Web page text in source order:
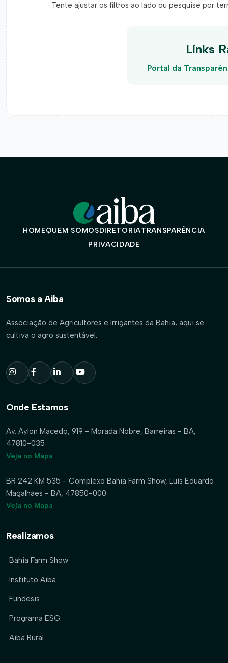
Tente ajustar os filtros ao lado ou pesquise por
Links
Portal da
HOMEQUEM SOMOSDIRETORIATRANSPARÊNCIA
PRIVACIDADE
Somos a Aiba
Associação de Agricultores e Irrigantes da Bahia, aqui se
cultiva o agro sustentável.
Onde Estamos
Av. Aylon Macedo, 919 - Morada Nobre, Barreiras - BA,
47810-035
Veja no Mapa
BR 242 KM 535 - Complexo Bahia Farm Show, Luís Eduardo
Magalhães - BA, 47850-000
Veja no Mapa
Realizamos
Bahia Farm Show
Instituto Aiba
Fundesis
Programa ESG
Aiba Rural